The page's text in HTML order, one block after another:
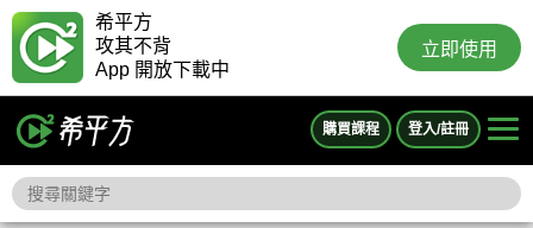
希平方
攻其不背
App 開放下載中
立即使用
購買課程 登入/註冊